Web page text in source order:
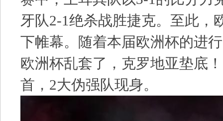
牙队2-1绝杀战胜捷克。至此，
下帷幕。随着本届欧洲杯的进
欧洲杯乱套了，克罗地亚垫底
首，2大伪强队现身。